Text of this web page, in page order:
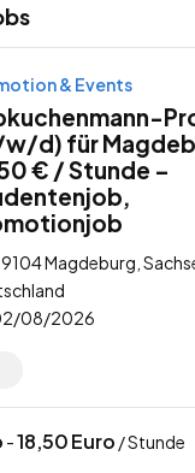
& Events
d) für
€ / Stunde –
Magdeburg,
08/2026
-18,50Euro / Stunde